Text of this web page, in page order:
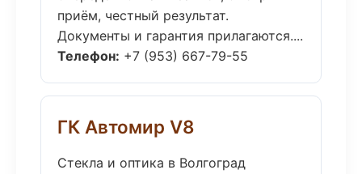
приём, честный результат.
Документы и гарантия прилагаются....
Телефон: +7 (953) 667-79-55
ГК Автомир V8
Стекла и оптика в Волгоград